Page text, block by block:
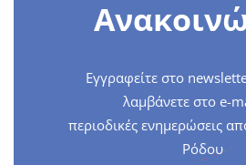
Εγγραφείτε στο
λαμβάνετε στο e-
περιοδικές ενημερώσεις
Ρόδου